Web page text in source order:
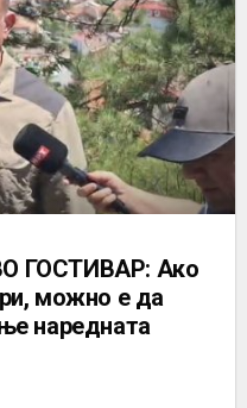
ГОСТИВАР: Ако
можно е да
наредната